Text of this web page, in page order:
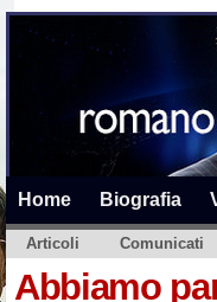
Home Biografia
Articoli Comunicati
Abbiamo